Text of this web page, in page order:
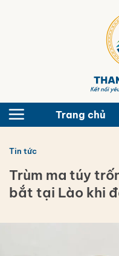
Trang chủ
Tin tức
Trùm ma túy
bắt tại Lào khi